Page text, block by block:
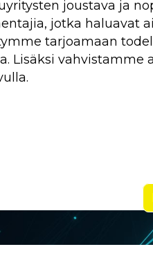
joustava ja
jotka haluavat
tarjoamaan
Lisäksi vahvistamme